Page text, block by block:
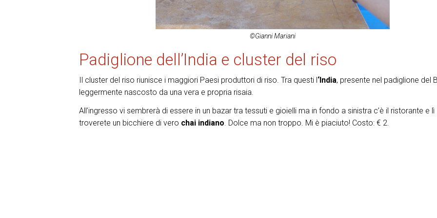
©Gianni Mariani
Padiglione dell’India e cluster del riso
Il cluster del riso riunisce i maggiori Paesi produttori di riso. Tra questi l‘India, presente nel padiglione del
leggermente nascosto da una vera e propria risaia.
All’ingresso vi sembrerà di essere in un bazar tra tessuti e gioielli ma in fondo a sinistra c’è il ristorante e lì
troverete un bicchiere di vero chai indiano. Dolce ma non troppo. Mi è piaciuto! Costo: € 2.